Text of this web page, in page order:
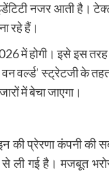
नजर आती है।
रहे हैं।
में होगी। इसे इस
वर्ल्ड’ स्ट्रेटजी के
में बेचा जाएगा।
की प्रेरणा कंपनी
से ली गई है। मजबूत